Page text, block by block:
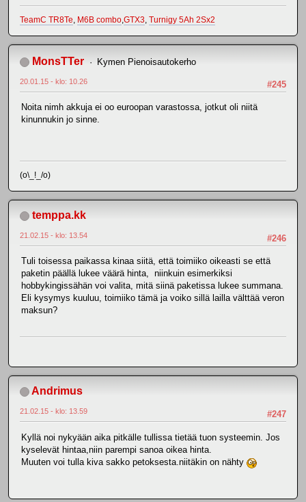
TeamC TR8Te, M6B combo,GTX3, Turnigy 5Ah 2Sx2
MonsTTer Kymen Pienoisautokerho
#245
20.01.15 - klo: 10.26
Noita nimh akkuja ei oo euroopan varastossa, jotkut oli niitä
kinunnukin jo sinne.
(o\_!_/o)
temppa.kk
#246
21.02.15 - klo: 13.54
Tuli toisessa paikassa kinaa siitä, että toimiiko oikeasti se että
paketin päällä lukee väärä hinta, niinkuin esimerkiksi
hobbykingissähän voi valita, mitä siinä paketissa lukee summana.
Eli kysymys kuuluu, toimiiko tämä ja voiko sillä lailla välttää veron
maksun?
Andrimus
#247
21.02.15 - klo: 13.59
Kyllä noi nykyään aika pitkälle tullissa tietää tuon systeemin. Jos
kyselevät hintaa,niin parempi sanoa oikea hinta.
Muuten voi tulla kiva sakko petoksesta.niitäkin on nähty